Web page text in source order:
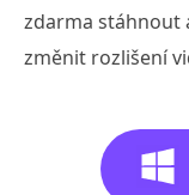
zdarma stáhnout
změnit rozlišení